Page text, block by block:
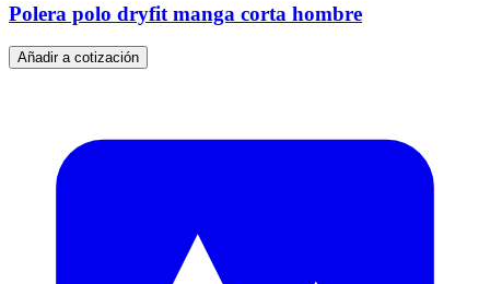
Polera polo dryfit manga corta hombre
Añadir a cotización